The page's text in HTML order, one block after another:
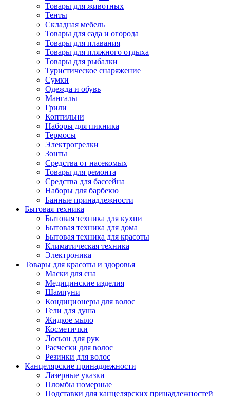
Товары для животных
Тенты
Складная мебель
Товары для сада и огорода
Товары для плавания
Товары для пляжного отдыха
Товары для рыбалки
Туристическое снаряжение
Сумки
Одежда и обувь
Мангалы
Грили
Коптильни
Наборы для пикника
Термосы
Электрогрелки
Зонты
Средства от насекомых
Товары для ремонта
Средства для бассейна
Наборы для барбекю
Банные принадлежности
Бытовая техника
Бытовая техника для кухни
Бытовая техника для дома
Бытовая техника для красоты
Климатическая техника
Электроника
Товары для красоты и здоровья
Маски для сна
Медицинские изделия
Шампуни
Кондиционеры для волос
Гели для душа
Жидкое мыло
Косметички
Лосьон для рук
Расчески для волос
Резинки для волос
Канцелярские принадлежности
Лазерные указки
Пломбы номерные
Подставки для канцелярских принадлежностей